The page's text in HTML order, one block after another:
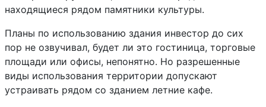
находящиеся рядом памятники культуры.
Планы по использованию здания инвестор до сих
пор не озвучивал, будет ли это гостиница, торговые
площади или офисы, непонятно. Но разрешенные
виды использования территории допускают
устраивать рядом со зданием летние кафе.